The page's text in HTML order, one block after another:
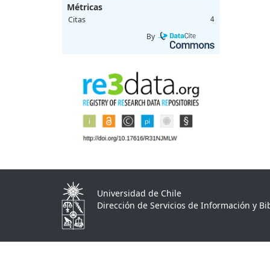
Métricas
Citas 4
By
Universidad de Chile
Dirección de Servicios de Información y